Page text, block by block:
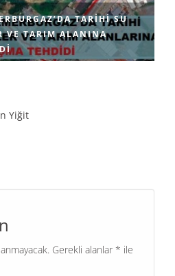
TARIHI SU
VE TARIM ALANINA
Yiğit
Gerekli alanlar * ile